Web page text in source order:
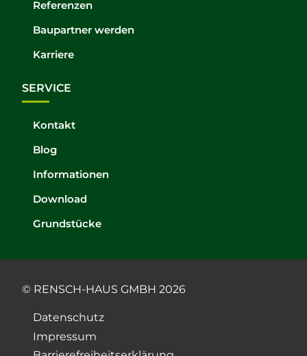
Referenzen
Baupartner werden
Karriere
SERVICE
Kontakt
Blog
Informationen
Download
Grundstücke
© RENSCH-HAUS GMBH 2026
Datenschutz
Impressum